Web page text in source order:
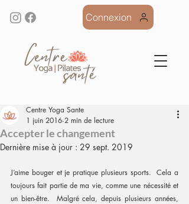
Connexion
Accepter le changement
Centre Yoga Sante
1 juin 2016 2 min de lecture
Dernière mise à jour : 29 sept. 2019
J’aime bouger et je pratique plusieurs sports.  Cela a
toujours fait partie de ma vie, comme une nécessité et
un bien-être.  Malgré cela, depuis plusieurs années,